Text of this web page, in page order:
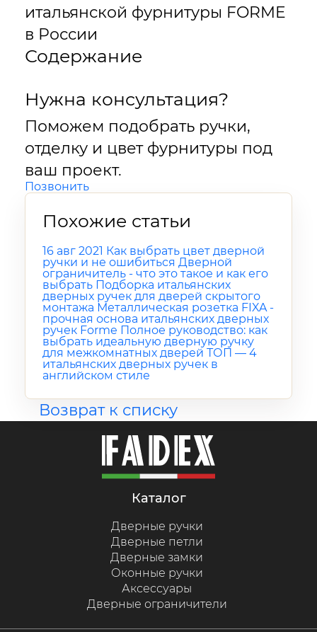
итальянской фурнитуры FORME
в России
Содержание
Нужна консультация?
Поможем подобрать ручки,
отделку и цвет фурнитуры под
ваш проект.
Позвонить
Похожие статьи
16 авг 2021 Как выбрать цвет дверной
ручки и не ошибиться Дверной
ограничитель - что это такое и как его
выбрать Подборка итальянских
дверных ручек для дверей скрытого
монтажа Металлическая розетка FIXA -
прочная основа итальянских дверных
ручек Forme Полное руководство: как
выбрать идеальную дверную ручку
для межкомнатных дверей ТОП — 4
итальянских дверных ручек в
английском стиле
Возврат к списку
каталог
Дверные ручки
Дверные петли
Дверные замки
Оконные ручки
Аксессуары
Дверные ограничители